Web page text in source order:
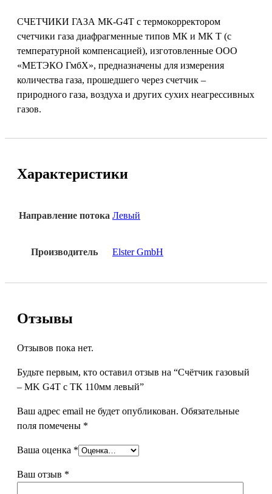
СЧЕТЧИКИ ГАЗА MК-G4Т с термокорректором
счетчики газа диафрагменные типов МК и МК Т (с
температурной компенсацией), изготовленные ООО
«МЕТЭКО ГмбХ», предназначены для измерения
количества газа, прошедшего через счетчик –
природного газа, воздуха и других сухих неагрессивных
газов.
Характеристики
Направление потока Левый
Производитель Elster GmbH
Отзывы
Отзывов пока нет.
Будьте первым, кто оставил отзыв на “Счётчик газовый
– MK G4T с ТК 110мм левый”
Ваш адрес email не будет опубликован. Обязательные
поля помечены *
Ваша оценка *
Ваш отзыв *